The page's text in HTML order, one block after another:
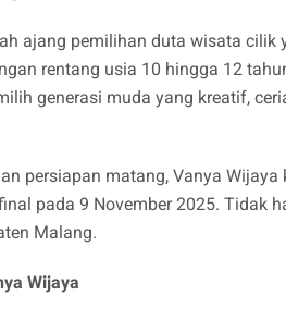
ajang pemilihan duta wisata
rentang usia 10 hingga 12
generasi muda yang kreatif,
persiapan matang, Vanya
pada 9 November 2025. Tidak
Malang.
Wijaya